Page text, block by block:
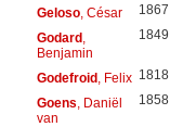
Geloso, César 1867
Godard,
Benjamin
1849
Godefroid, Felix 1818
Goens , Daniël
van
1858